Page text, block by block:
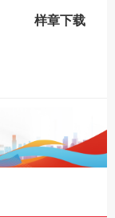
样章下载